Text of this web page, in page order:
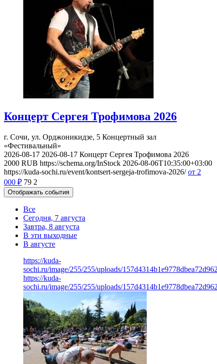
Концерт Сергея Трофимова 2026
г. Сочи, ул. Орджоникидзе, 5 Концертный зал
«Фестивальный»
2026-08-17 2026-08-17 Концерт Сергея Трофимова 2026
2000 RUB https://schema.org/InStock 2026-08-06T10:35:00+03:00
https://kuda-sochi.ru/event/kontsert-sergeja-trofimova-2026/ от 2
000 ₽ 79 2
Отображать события
Все
Сегодня, 7 августа
Завтра, 8 августа
В эти выходные
В августе
https://kuda-
sochi.ru/image/255/255/uploads/
https://kuda-
sochi.ru/image/255/255/uploads/